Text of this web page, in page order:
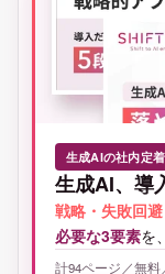
生成AIの社内定
生成AI、導
戦略・失敗回
必要な3要素を
計94ページ／無料